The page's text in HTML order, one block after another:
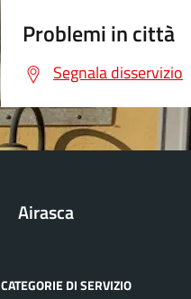
Problemi in città
Segnala disservizio
Airasca
CATEGORIE DI SERVIZIO